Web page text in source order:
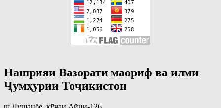
Нашрияи Вазорати маориф ва илми
Ҷумҳурии Тоҷикистон